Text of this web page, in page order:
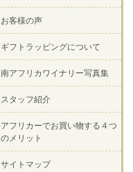
お客様の声
ギフトラッピングについて
南アフリカワイナリー写真集
スタッフ紹介
アフリカーでお買い物する４つ
のメリット
サイトマップ